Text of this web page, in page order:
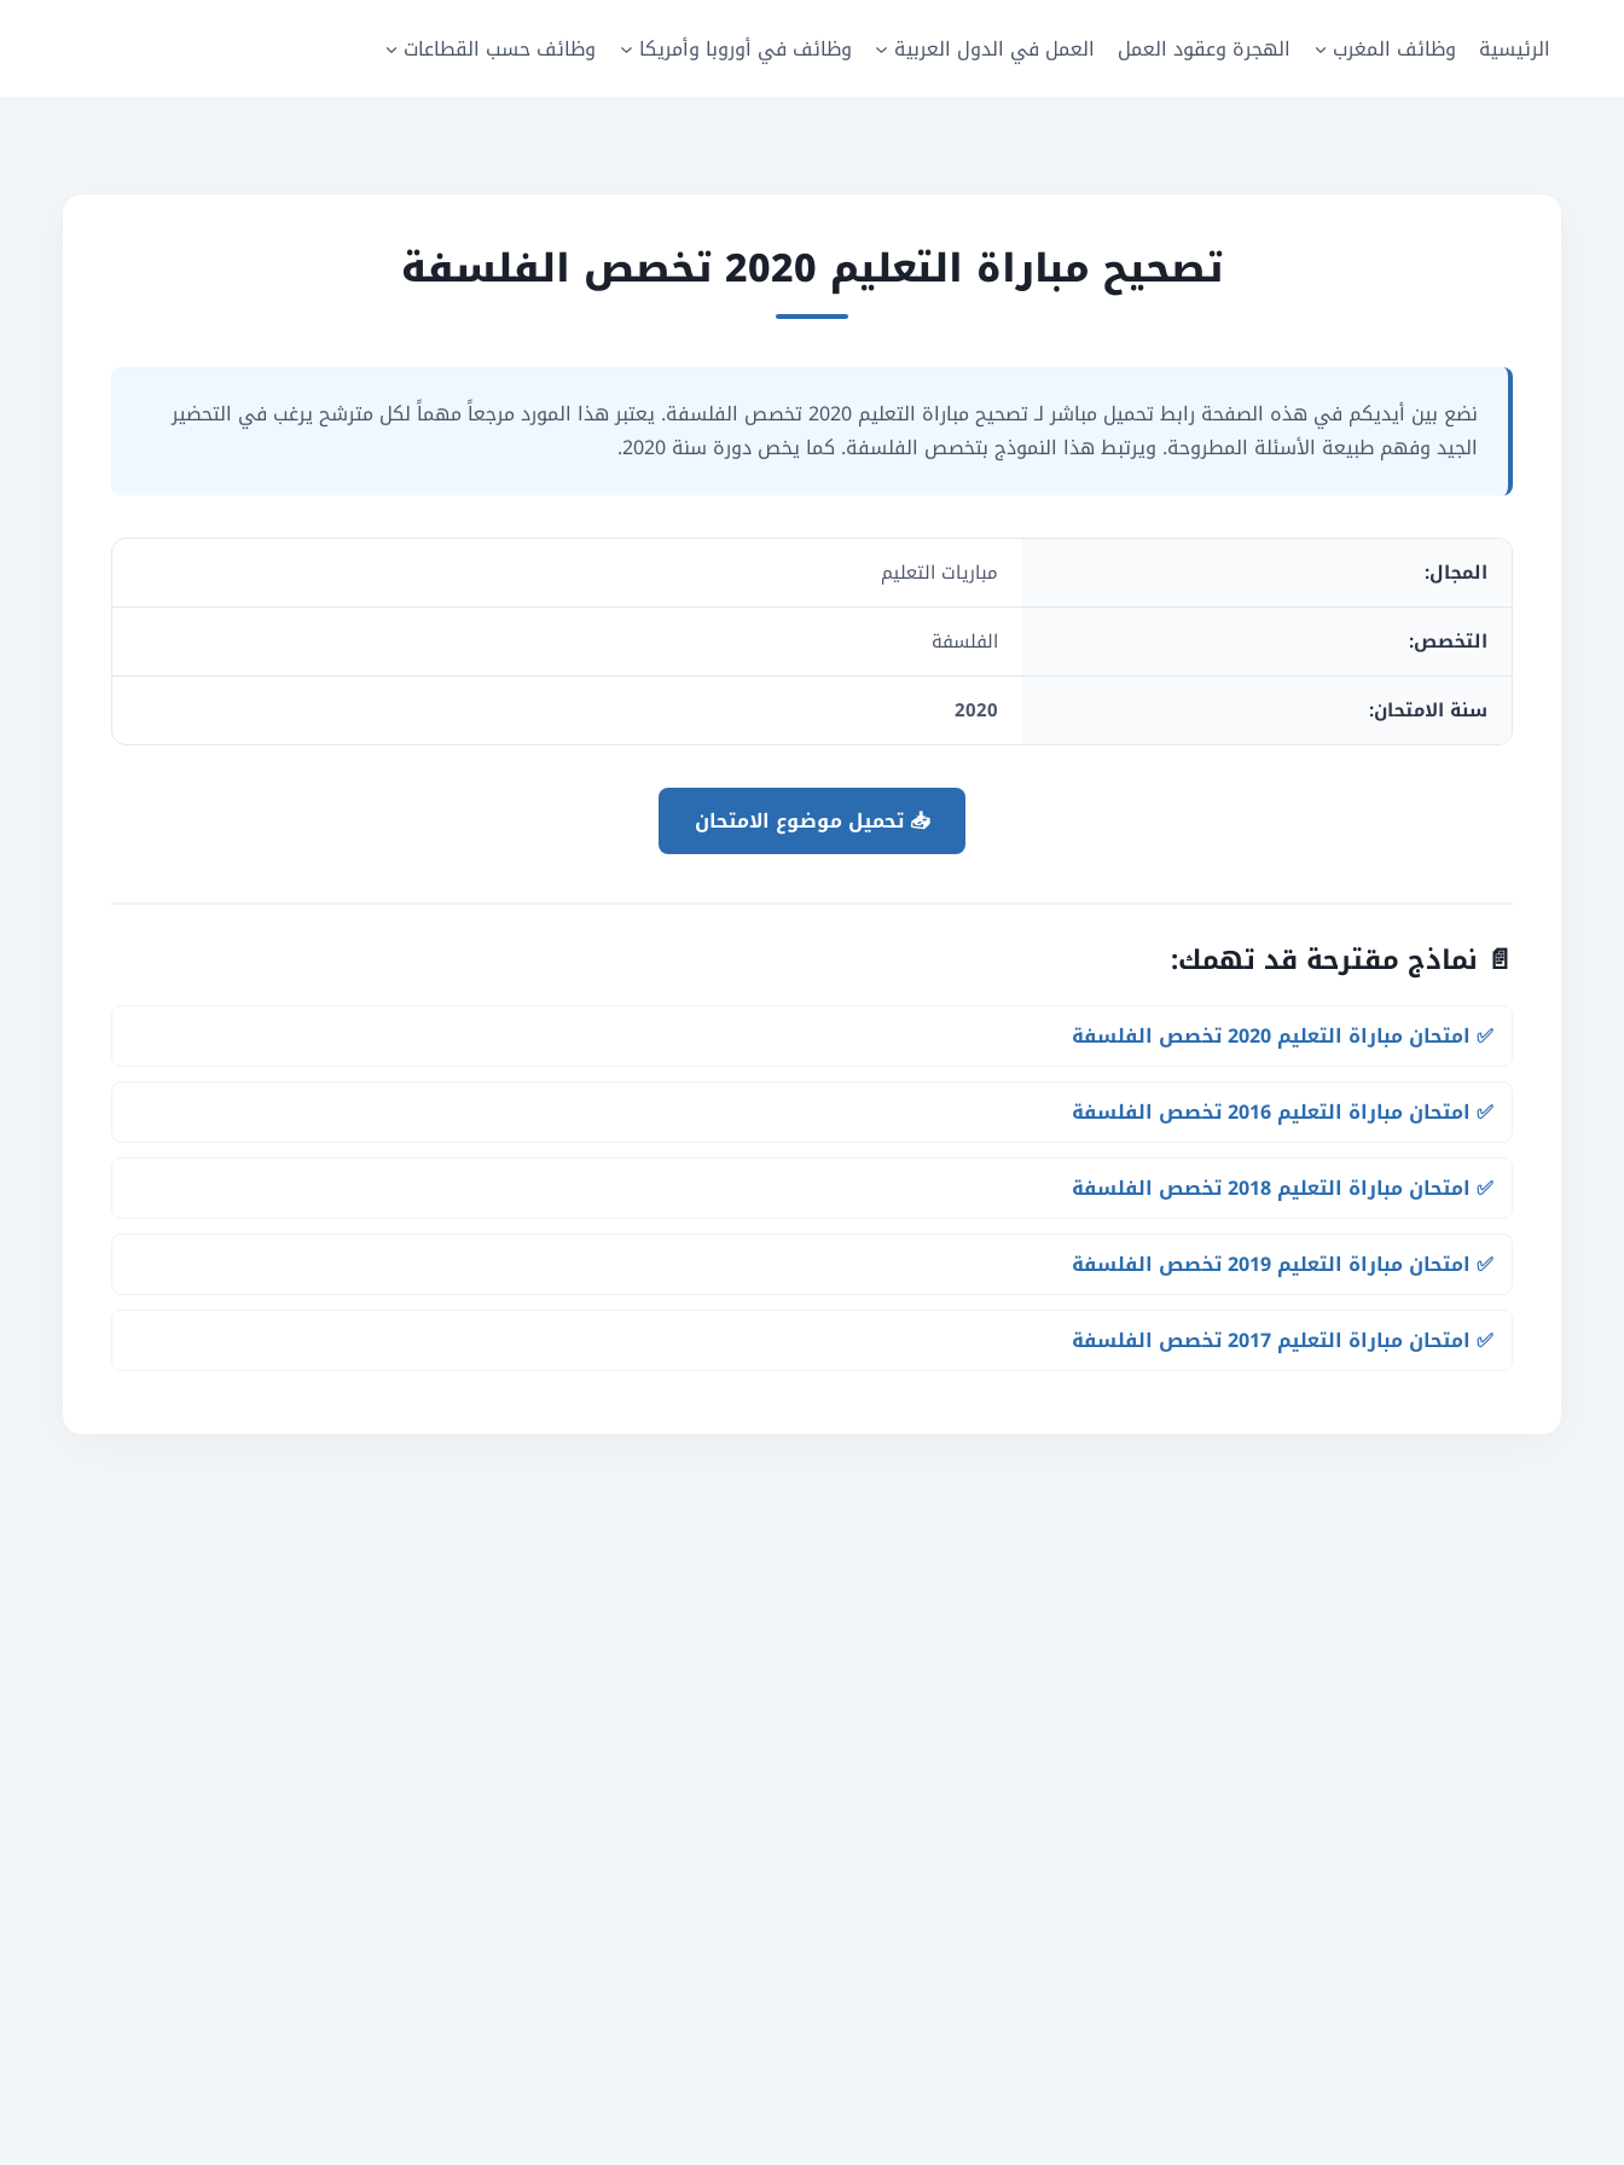
الرئيسية وظائف المغرب الهجرة وعقود العمل العمل في الدول العربية وظائف في أوروبا وأمريكا وظائف حسب القطاعات
تصحيح مباراة التعليم 2020 تخصص الفلسفة
نضع بين أيديكم في هذه الصفحة رابط تحميل مباشر لـ تصحيح مباراة التعليم 2020 تخصص الفلسفة. يعتبر هذا المورد مرجعاً مهماً لكل مترشح يرغب في التحضير
الجيد وفهم طبيعة الأسئلة المطروحة. ويرتبط هذا النموذج بتخصص الفلسفة. كما يخص دورة سنة 2020.
المجال: مباريات التعليم
التخصص: الفلسفة
سنة الامتحان: 2020
📥 تحميل موضوع الامتحان
📄 نماذج مقترحة قد تهمك:
✅ امتحان مباراة التعليم 2020 تخصص الفلسفة
✅ امتحان مباراة التعليم 2016 تخصص الفلسفة
✅ امتحان مباراة التعليم 2018 تخصص الفلسفة
✅ امتحان مباراة التعليم 2019 تخصص الفلسفة
✅ امتحان مباراة التعليم 2017 تخصص الفلسفة